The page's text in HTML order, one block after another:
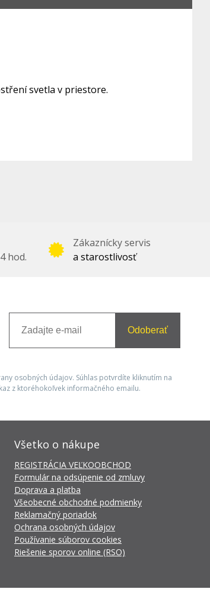
svetla v priestore.
hod.
Zákaznícky servis
a starostlivosť
Odoberať
osobných údajov. Súhlas potvrdíte kliknutím na
z ktoréhokoľvek informačného emailu.
Všetko o nákupe
REGISTRÁCIA VEĽKOOBCHOD
Formulár na odsúpenie od zmluvy
Doprava a platba
Všeobecné obchodné podmienky
Reklamačný poriadok
Ochrana osobných údajov
Používanie súborov cookies
Riešenie sporov online (RSO)